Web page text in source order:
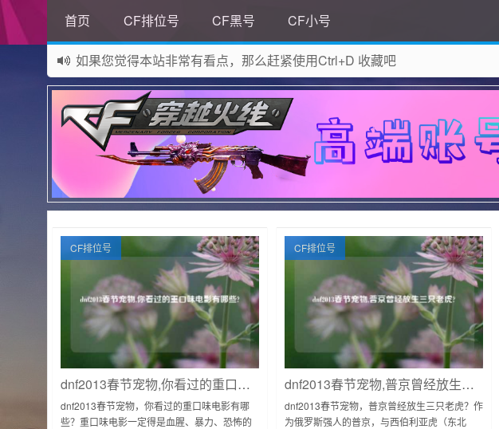
首页 CF排位号 CF黑号 CF小号
如果您觉得本站非常有看点，那么赶紧使用Ctrl+D 收藏吧
网站所有资源均来自网络，如有侵权请联系站长删除！
CF排位号
dnf2013春节宠物,你看过的重口味电影有哪些?
dnf2013春节宠物，你看过的重口味电影有哪
些？重口味电影一定得是血腥、暴力、恐怖的
CF排位号
dnf2013春节宠物,普京曾经放生三只老虎?
dnf2013春节宠物，普京曾经放生三只老虎？作
为俄罗斯强人的普京，与西伯利亚虎（东北